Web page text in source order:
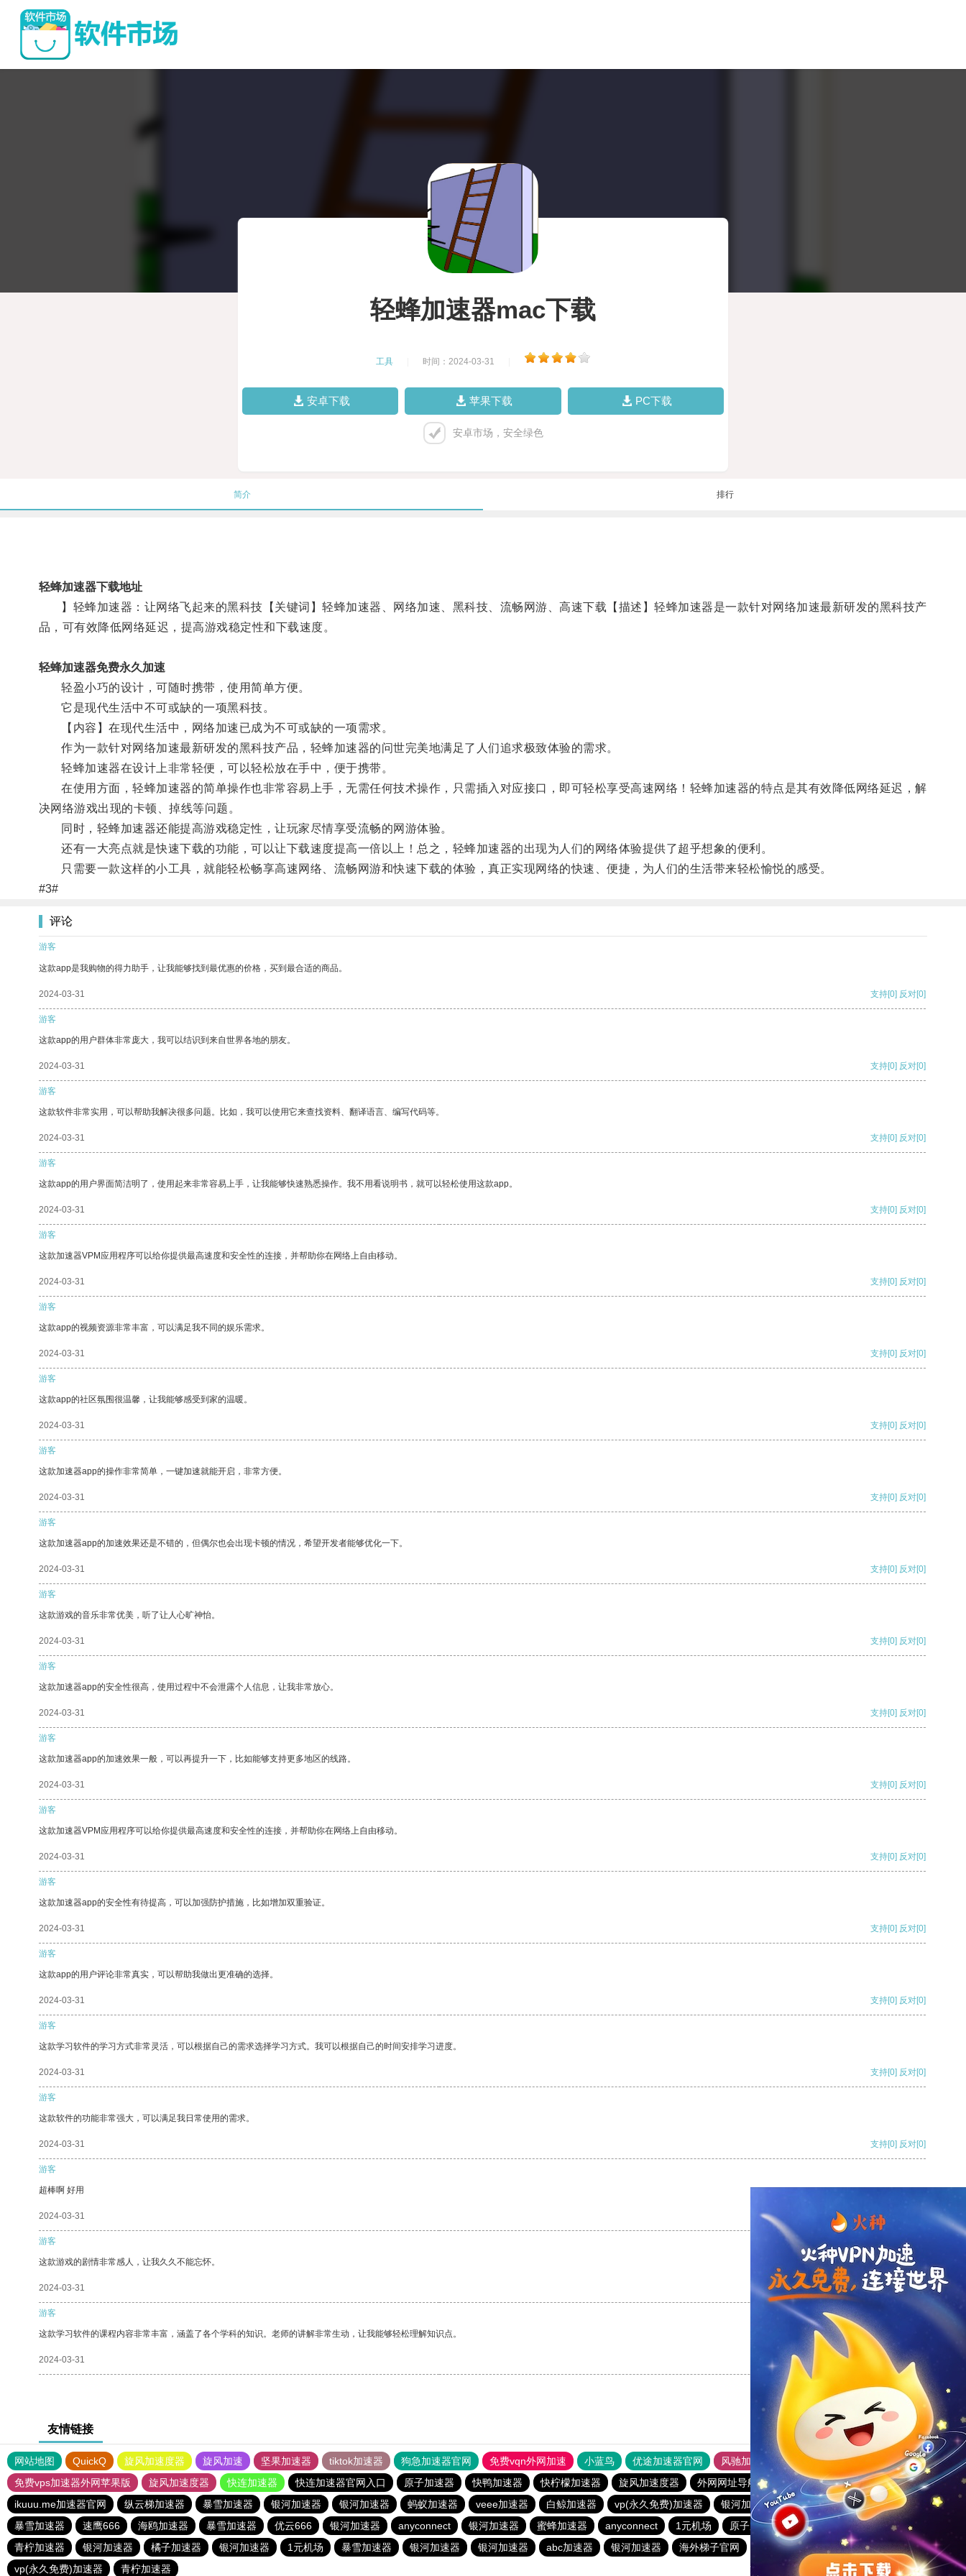
轻蜂加速器mac下载
工具 时间：2024-03-31
安卓下载 苹果下载 PC下载
安卓市场，安全绿色
简介 排行
轻蜂加速器下载地址
】轻蜂加速器：让网络飞起来的黑科技【关键词】轻蜂加速器、网络加速、黑科技、流畅网游、高速下载【描述】轻蜂加速器是一款针对网络加速最新研发的黑科技产
品，可有效降低网络延迟，提高游戏稳定性和下载速度。
轻蜂加速器免费永久加速
轻盈小巧的设计，可随时携带，使用简单方便。
它是现代生活中不可或缺的一项黑科技。
【内容】在现代生活中，网络加速已成为不可或缺的一项需求。
作为一款针对网络加速最新研发的黑科技产品，轻蜂加速器的问世完美地满足了人们追求极致体验的需求。
轻蜂加速器在设计上非常轻便，可以轻松放在手中，便于携带。
在使用方面，轻蜂加速器的简单操作也非常容易上手，无需任何技术操作，只需插入对应接口，即可轻松享受高速网络！轻蜂加速器的特点是其有效降低网络延迟，解
决网络游戏出现的卡顿、掉线等问题。
同时，轻蜂加速器还能提高游戏稳定性，让玩家尽情享受流畅的网游体验。
还有一大亮点就是快速下载的功能，可以让下载速度提高一倍以上！总之，轻蜂加速器的出现为人们的网络体验提供了超乎想象的便利。
只需要一款这样的小工具，就能轻松畅享高速网络、流畅网游和快速下载的体验，真正实现网络的快速、便捷，为人们的生活带来轻松愉悦的感受。
#3#
评论
游客
这款app是我购物的得力助手，让我能够找到最优惠的价格，买到最合适的商品。
2024-03-31 支持[0] 反对[0]
游客
这款app的用户群体非常庞大，我可以结识到来自世界各地的朋友。
2024-03-31 支持[0] 反对[0]
游客
这款软件非常实用，可以帮助我解决很多问题。比如，我可以使用它来查找资料、翻译语言、编写代码等。
2024-03-31 支持[0] 反对[0]
游客
这款app的用户界面简洁明了，使用起来非常容易上手，让我能够快速熟悉操作。我不用看说明书，就可以轻松使用这款app。
2024-03-31 支持[0] 反对[0]
游客
这款加速器VPM应用程序可以给你提供最高速度和安全性的连接，并帮助你在网络上自由移动。
2024-03-31 支持[0] 反对[0]
游客
这款app的视频资源非常丰富，可以满足我不同的娱乐需求。
2024-03-31 支持[0] 反对[0]
游客
这款app的社区氛围很温馨，让我能够感受到家的温暖。
2024-03-31 支持[0] 反对[0]
游客
这款加速器app的操作非常简单，一键加速就能开启，非常方便。
2024-03-31 支持[0] 反对[0]
游客
这款加速器app的加速效果还是不错的，但偶尔也会出现卡顿的情况，希望开发者能够优化一下。
2024-03-31 支持[0] 反对[0]
游客
这款游戏的音乐非常优美，听了让人心旷神怡。
2024-03-31 支持[0] 反对[0]
游客
这款加速器app的安全性很高，使用过程中不会泄露个人信息，让我非常放心。
2024-03-31 支持[0] 反对[0]
游客
这款加速器app的加速效果一般，可以再提升一下，比如能够支持更多地区的线路。
2024-03-31 支持[0] 反对[0]
游客
这款加速器VPM应用程序可以给你提供最高速度和安全性的连接，并帮助你在网络上自由移动。
2024-03-31 支持[0] 反对[0]
游客
这款加速器app的安全性有待提高，可以加强防护措施，比如增加双重验证。
2024-03-31 支持[0] 反对[0]
游客
这款app的用户评论非常真实，可以帮助我做出更准确的选择。
2024-03-31 支持[0] 反对[0]
游客
这款学习软件的学习方式非常灵活，可以根据自己的需求选择学习方式。我可以根据自己的时间安排学习进度。
2024-03-31 支持[0] 反对[0]
游客
这款软件的功能非常强大，可以满足我日常使用的需求。
2024-03-31 支持[0] 反对[0]
游客
超棒啊 好用
2024-03-31 支持
游客
这款游戏的剧情非常感人，让我久久不能忘怀。
2024-03-31 支持[0] 反对[0]
游客
这款学习软件的课程内容非常丰富，涵盖了各个学科的知识。老师的讲解非常生动，让我能够轻松理解知识点。
2024-03-31 支持[0] 反对[0]
友情链接
网站地图 QuickQ 旋风加速度器 旋风加速 坚果加速器 tiktok加速器 狗急加速器官网 免费vqn外网加速 小蓝鸟 优途加速器官网 风驰加速器
旋风加速器
免费vps加速器外网苹果版
旋风加速度器 快连加速器 快连加速器官网入口 原子加速器 快鸭加速器 快柠檬加速器 旋风加速度器 外网网址导航 软件中心
银河加速器
ikuuu.me加速器官网
纵云梯加速器 暴雪加速器 银河加速器 银河加速器 蚂蚁加速器 veee加速器 白鲸加速器 vp(永久免费)加速器 银河加速器 番石榴加速器
hammer加速器
暴雪加速器
速鹰666 海鸥加速器 暴雪加速器 优云666 银河加速器 anyconnect 银河加速器 蜜蜂加速器 anyconnect 1元机场 原子加速器 银河加速器
anyconnect
青柠加速器
银河加速器 橘子加速器 银河加速器 1元机场 暴雪加速器 银河加速器 银河加速器 abc加速器 银河加速器 海外梯子官网
vp(永久免费)加速器
vp(永久免费)加速器
青柠加速器